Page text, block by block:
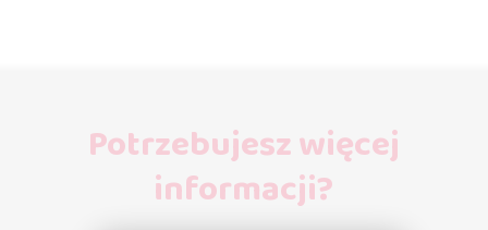
Potrzebujesz więcej
informacji?